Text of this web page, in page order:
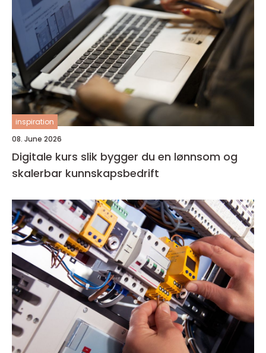
inspiration
08. June 2026
Digitale kurs slik bygger du en lønnsom og
skalerbar kunnskapsbedrift